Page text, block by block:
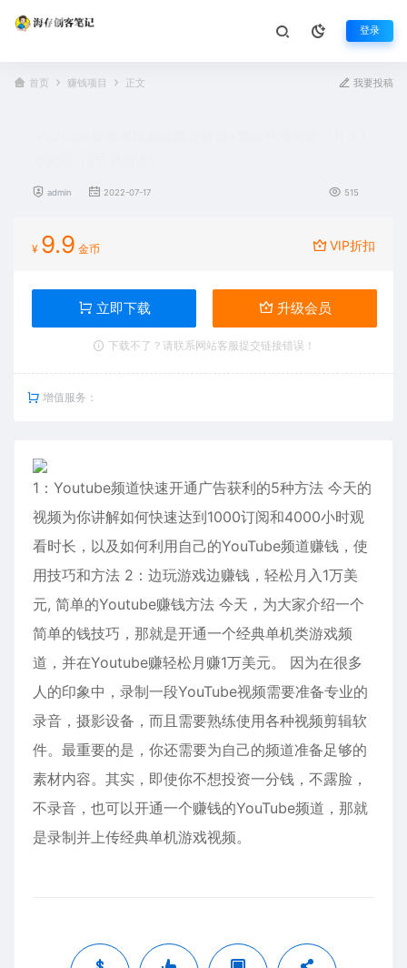
登录
首页 赚钱项目 正文 我要投稿
admin 2022-07-17 515
¥ 9.9 金币 VIP折扣
立即下载 升级会员
下载不了？请联系网站客服提交链接错误！
增值服务：
1：Youtube频道快速开通广告获利的5种方法 今天的
视频为你讲解如何快速达到1000订阅和4000小时观
看时长，以及如何利用自己的YouTube频道赚钱，使
用技巧和方法 2：边玩游戏边赚钱，轻松月入1万美
元, 简单的Youtube赚钱方法 今天，为大家介绍一个
简单的钱技巧，那就是开通一个经典单机类游戏频
道，并在Youtube赚轻松月赚1万美元。 因为在很多
人的印象中，录制一段YouTube视频需要准备专业的
录音，摄影设备，而且需要熟练使用各种视频剪辑软
件。最重要的是，你还需要为自己的频道准备足够的
素材内容。其实，即使你不想投资一分钱，不露脸，
不录音，也可以开通一个赚钱的YouTube频道，那就
是录制并上传经典单机游戏视频。